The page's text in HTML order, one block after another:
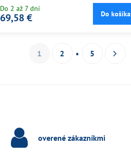
Do 2 až 7 dní
69,58 € Do košíka
1 2 5
overené zákazníkmi